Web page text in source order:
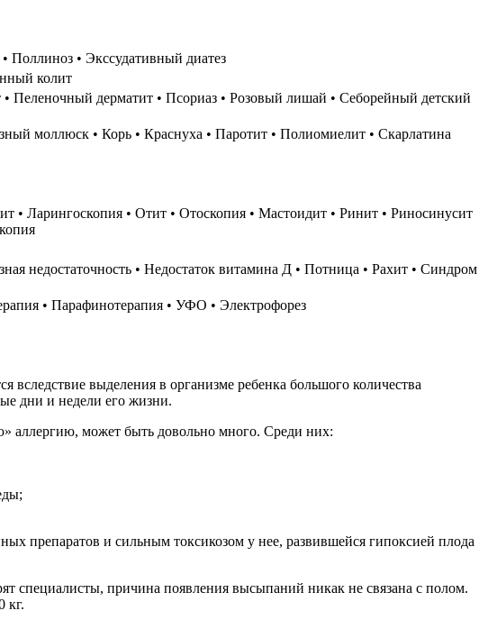
колит
• Недостаток витамина Д • Потница‏‎ • Рахит‏‎ • Синдром
•‏‎ Лазер Милта • Магнитная терапия • Парафинотерапия • УФО • Электрофорез
выделения в организме ребенка большого количества
дни и недели его жизни.
аллергию, может быть довольно много. Среди них:
препаратов и сильным токсикозом у нее, развившейся гипоксией плода
специалисты, причина появления высыпаний никак не связана с полом.
кг.